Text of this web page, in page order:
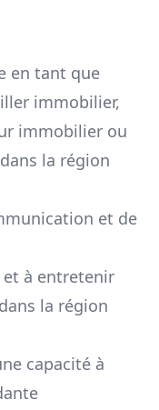
en tant que
immobilier,
immobilier ou
la région
et de
à entretenir
la région
capacité à